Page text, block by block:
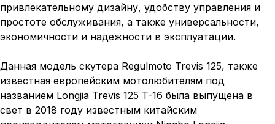
привлекательному дизайну, удобству управления и
простоте обслуживания, а также универсальности,
экономичности и надежности в эксплуатации.
Данная модель скутера Regulmoto Trevis 125, также
известная европейским мотолюбителям под
названием Longjia Trevis 125 T-16 была выпущена в
свет в 2018 году известным китайским